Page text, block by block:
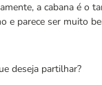
a cabana é o
e parece ser muito
deseja partilhar?